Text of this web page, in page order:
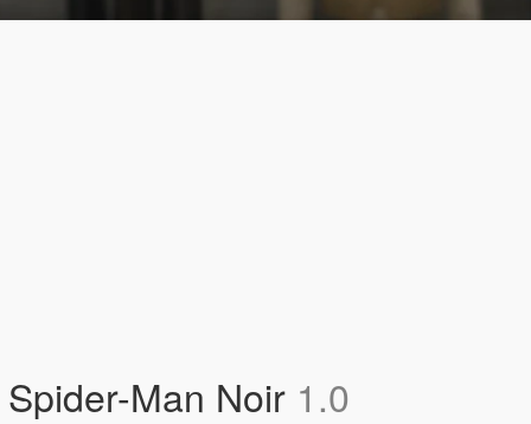
Spider-Man Noir 1.0